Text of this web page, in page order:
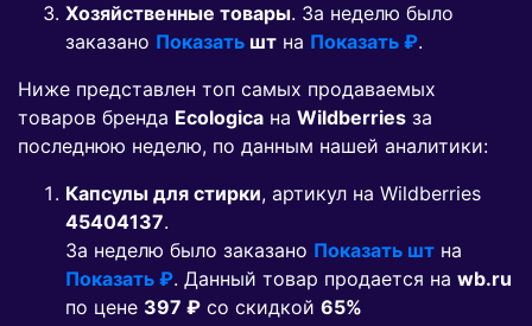
Хозяйственные товары. За неделю было
заказано Показать шт на Показать ₽.
Ниже представлен топ самых продаваемых
товаров бренда Ecologica на Wildberries за
последнюю неделю, по данным нашей аналитики:
Капсулы для стирки, артикул на Wildberries
45404137.
За неделю было заказано Показать шт на
Показать ₽. Данный товар продается на wb.ru
по цене 397 ₽ co скидкой 65%